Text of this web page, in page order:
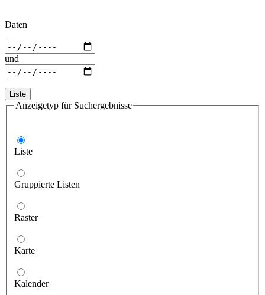
Daten
und
Liste
Anzeigetyp für Suchergebnisse
Liste
Gruppierte Listen
Raster
Karte
Kalender